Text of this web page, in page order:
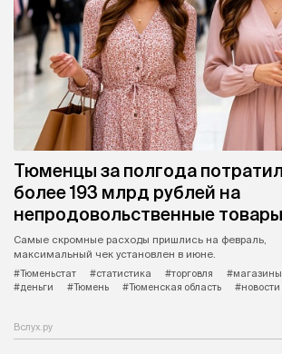
Тюменцы за полгода
более 193 млрд рублей на
непродовольственные товары
Самые скромные расходы пришлись на февраль,
максимальный чек установлен в июне.
#Тюменьстат
#статистика #торговля #магазины
#деньги
#Тюмень #Тюменская область
Вслух.ру